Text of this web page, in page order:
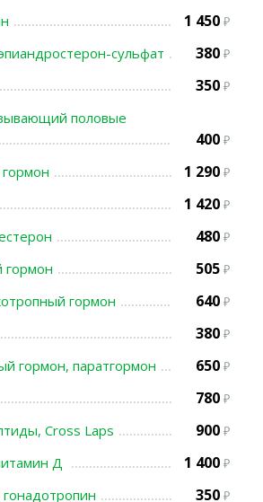
1 450
сульфат 380
350
половые
400
1 290
1 420
480
гормон 505
гормон 640
380
гормон, паратгормон 650
780
Cross Laps 900
Д 1 400
350